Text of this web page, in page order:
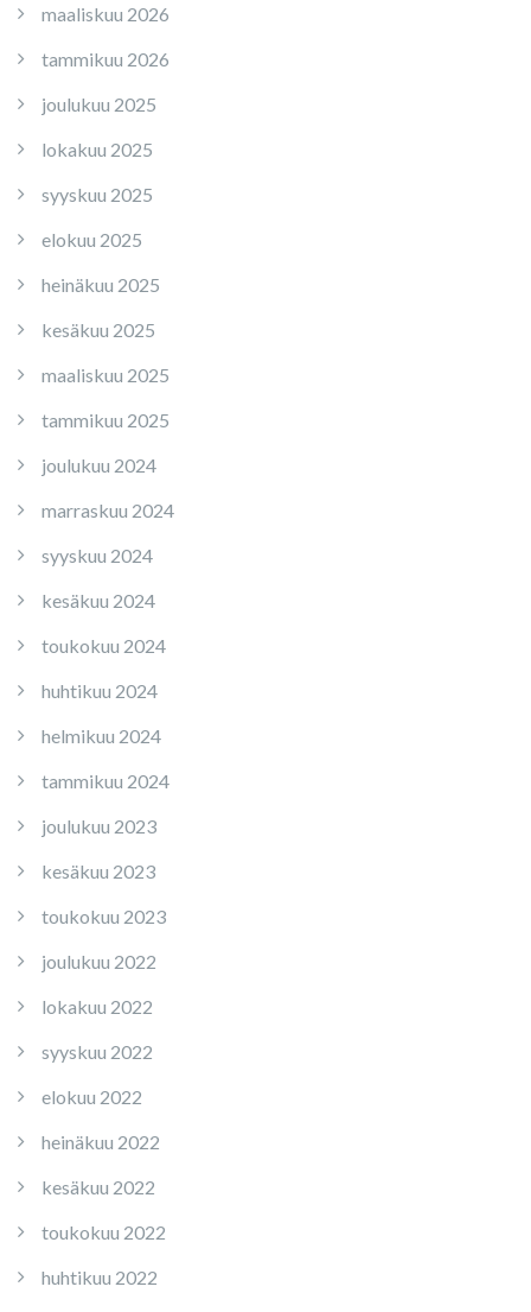
maaliskuu 2026
tammikuu 2026
joulukuu 2025
lokakuu 2025
syyskuu 2025
elokuu 2025
heinäkuu 2025
kesäkuu 2025
maaliskuu 2025
tammikuu 2025
joulukuu 2024
marraskuu 2024
syyskuu 2024
kesäkuu 2024
toukokuu 2024
huhtikuu 2024
helmikuu 2024
tammikuu 2024
joulukuu 2023
kesäkuu 2023
toukokuu 2023
joulukuu 2022
lokakuu 2022
syyskuu 2022
elokuu 2022
heinäkuu 2022
kesäkuu 2022
toukokuu 2022
huhtikuu 2022